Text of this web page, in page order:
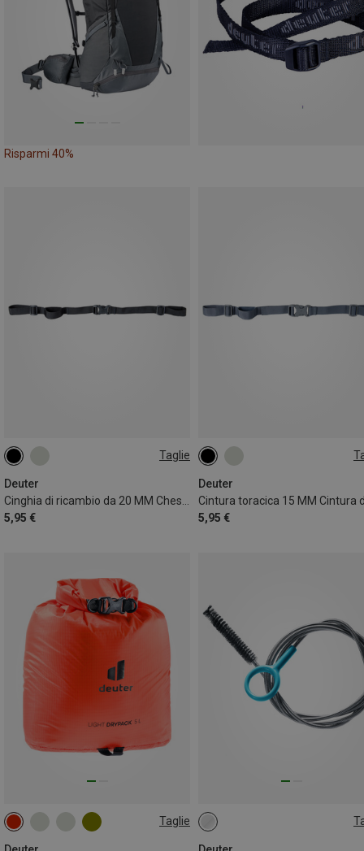
Risparmi 40%
Taglie
Deuter
5,95 €
20L
Deuter
5,95 €
15L
Taglie
5L ONE SIZE